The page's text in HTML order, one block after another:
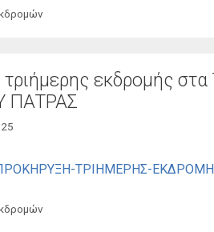
εκδρομής
ΠΑΤΡΑΣ
ΤΡΙΗΜΕΡΗΣ-